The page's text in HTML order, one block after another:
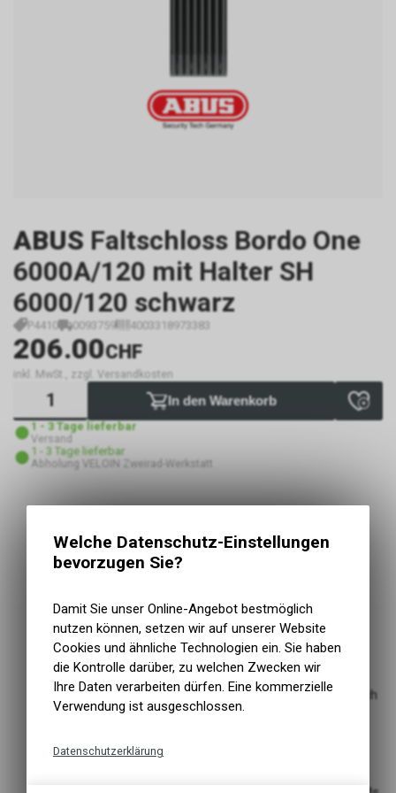
ABUS Faltschloss Bordo One
6000A/120 mit Halter SH
6000/120 schwarz
P4410 0093759 4003318973383
206.00CHF
inkl. MwSt., zzgl. Versandkosten
In den Warenkorb
1 - 3 Tage lieferbar
Versand
1 - 3 Tage lieferbar
Abholung VELOIN Zweirad-Werkstatt
KurzbezeichnungBordo SmartX 6000A
Einsatzbereich Sicherheit
Ummantelung zum Schutz vor Lackschäden
SmartX Schliesssystem mit Bluetooth-Funktion -
Hochwertiges, schlüsselloses Schliesssystem bietet
benutzerfreundlichste Bedienung
Alarmfunktion mit mind. 100 dB für 15 Sekunden, danach
automatisch erneute Scharfschaltung
kleinste Bewegungen in allen drei Dimensionen und löst
Welche Datenschutz-Einstellungen
bevorzugen Sie?
Damit Sie unser Online-Angebot bestmöglich
nutzen können, setzen wir auf unserer Website
Cookies und ähnliche Technologien ein. Sie haben
die Kontrolle darüber, zu welchen Zwecken wir
Ihre Daten verarbeiten dürfen. Eine kommerzielle
Verwendung ist ausgeschlossen.
Datenschutzerklärung